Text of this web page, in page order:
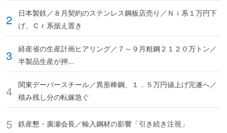
日本製鉄／８月契約のステンレス鋼板店売り／Ｎｉ系１万円下
げ、Ｃｒ系据え置き
経産省の生産計画ヒアリング／７～９月粗鋼２１２０万トン／
半製品生産が押...
関東デーバースチール／異形棒鋼、１．５万円値上げ完遂へ／
積み残し分の転嫁急ぐ
鉄産懇・廣瀬会長／輸入鋼材の影響「引き続き注視」